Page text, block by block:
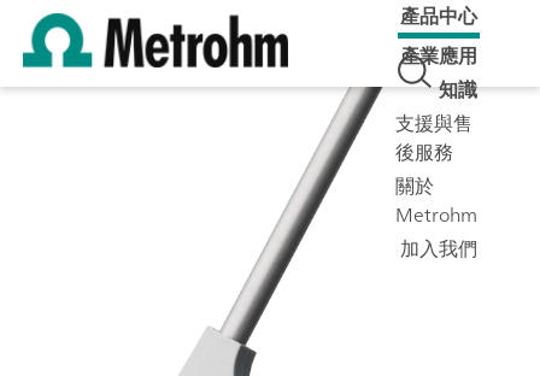
產品中心
產業應用
知識
支援與售
後服務
關於
Metrohm
加入我們